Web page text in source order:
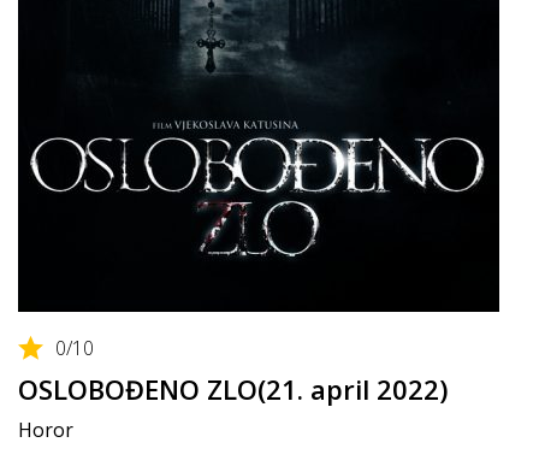
0/10
OSLOBOĐENO ZLO(21. april 2022)
Horor